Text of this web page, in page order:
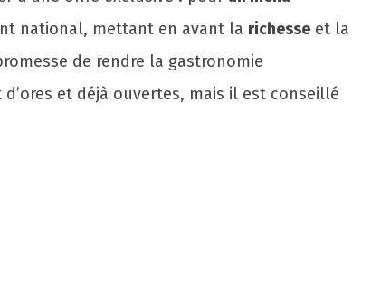
national, mettant en avant la richesse et la
de rendre la gastronomie
et déjà ouvertes, mais il est conseillé